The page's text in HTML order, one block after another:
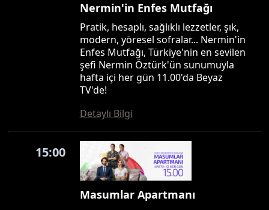
Nermin'in Enfes Mutfağı
Pratik, hesaplı, sağlıklı lezzetler, şık,
modern, yöresel sofralar... Nermin'in
Enfes Mutfağı, Türkiye'nin en sevilen
şefi Nermin Öztürk'ün sunumuyla
hafta içi her gün 11.00'da Beyaz
TV'de!
Detaylı Bilgi
15:00
Masumlar Apartmanı